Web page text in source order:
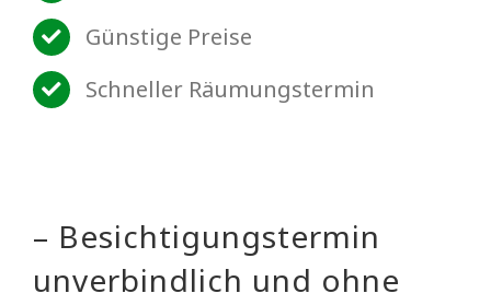
Günstige Preise
Schneller Räumungstermin
– Besichtigungstermin
unverbindlich und ohne